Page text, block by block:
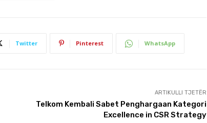
Twitter Pinterest WhatsApp
ARTIKULLI TJETËR
Telkom Kembali Sabet Penghargaan Kategori
Excellence in CSR Strategy